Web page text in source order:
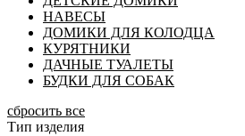
НАВЕСЫ
ДОМИКИ ДЛЯ КОЛОДЦА
КУРЯТНИКИ
ДАЧНЫЕ ТУАЛЕТЫ
БУДКИ ДЛЯ СОБАК
сбросить все
Тип изделия